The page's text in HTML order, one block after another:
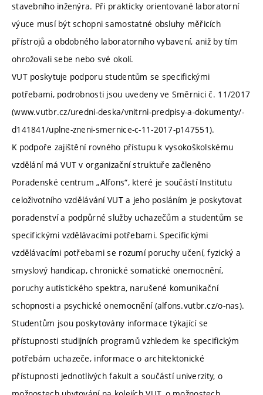
stavebního inženýra. Při prakticky orientované laboratorní
výuce musí být schopni samostatné obsluhy měřicích
přístrojů a obdobného laboratorního vybavení, aniž by tím
ohrožovali sebe nebo své okolí.
VUT poskytuje podporu studentům se specifickými
potřebami, podrobnosti jsou uvedeny ve Směrnici č. 11/2017
(www.vutbr.cz/uredni-deska/vnitrni-predpisy-a-dokumenty/-
d141841/uplne-zneni-smernice-c-11-2017-p147551).
K podpoře zajištění rovného přístupu k vysokoškolskému
vzdělání má VUT v organizační struktuře začleněno
Poradenské centrum „Alfons“, které je součástí Institutu
celoživotního vzdělávání VUT a jeho posláním je poskytovat
poradenství a podpůrné služby uchazečům a studentům se
specifickými vzdělávacími potřebami. Specifickými
vzdělávacími potřebami se rozumí poruchy učení, fyzický a
smyslový handicap, chronické somatické onemocnění,
poruchy autistického spektra, narušené komunikační
schopnosti a psychické onemocnění (alfons.vutbr.cz/o-nas).
Studentům jsou poskytovány informace týkající se
přístupnosti studijních programů vzhledem ke specifickým
potřebám uchazeče, informace o architektonické
přístupnosti jednotlivých fakult a součástí univerzity, o